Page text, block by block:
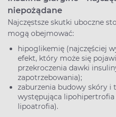
niepożądane
Najczęstsze skutki uboczne
mogą obejmować:
hipoglikemię (najczęściej
efekt, który może się
przekroczenia dawki
zapotrzebowania);
zaburzenia budowy skóry i
występująca lipohipertrofia
lipoatrofia).